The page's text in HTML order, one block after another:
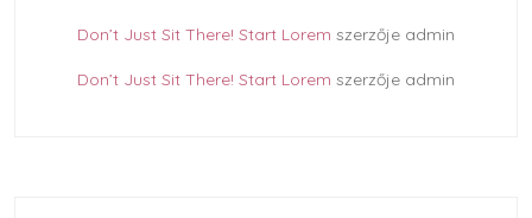
Don’t Just Sit There! Start Lorem szerzője admin
Don’t Just Sit There! Start Lorem szerzője admin